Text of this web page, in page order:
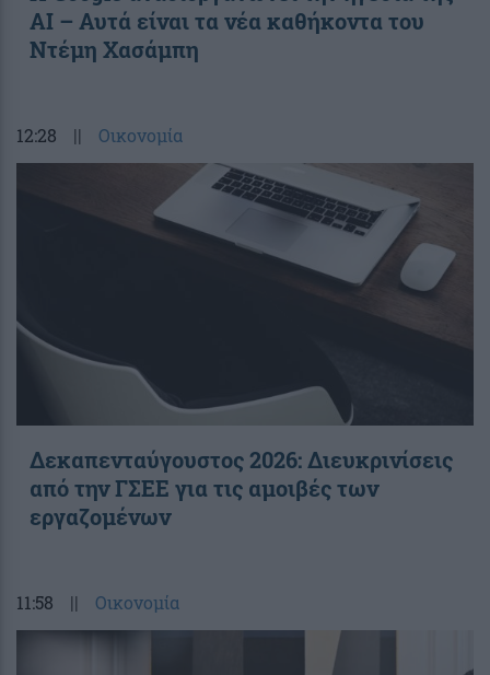
AI – Αυτά είναι τα νέα καθήκοντα του
Ντέμη Χασάμπη
12:28 || Οικονομία
Δεκαπενταύγουστος 2026: Διευκρινίσεις
από την ΓΣΕΕ για τις αμοιβές των
εργαζομένων
11:58 || Οικονομία